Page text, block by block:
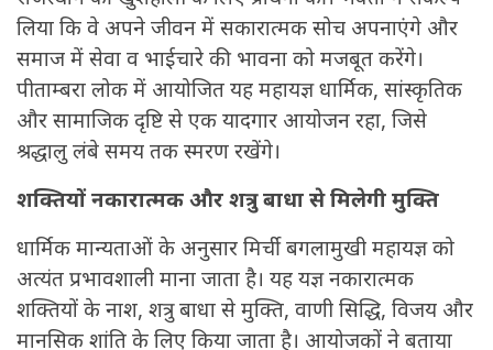
लिया कि वे अपने जीवन में सकारात्मक सोच अपनाएंगे और
समाज में सेवा व भाईचारे की भावना को मजबूत करेंगे।
पीताम्बरा लोक में आयोजित यह महायज्ञ धार्मिक, सांस्कृतिक
और सामाजिक दृष्टि से एक यादगार आयोजन रहा, जिसे
श्रद्धालु लंबे समय तक स्मरण रखेंगे।
शक्तियों नकारात्मक और शत्रु बाधा से मिलेगी मुक्ति
धार्मिक मान्यताओं के अनुसार मिर्ची बगलामुखी महायज्ञ को
अत्यंत प्रभावशाली माना जाता है। यह यज्ञ नकारात्मक
शक्तियों के नाश, शत्रु बाधा से मुक्ति, वाणी सिद्धि, विजय और
मानसिक शांति के लिए किया जाता है। आयोजकों ने बताया